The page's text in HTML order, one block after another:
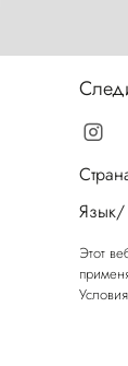
Язык/
Этот